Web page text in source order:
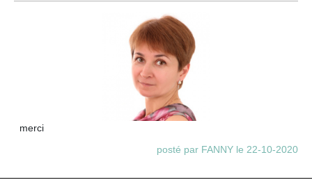
merci
posté par FANNY le 22-10-2020